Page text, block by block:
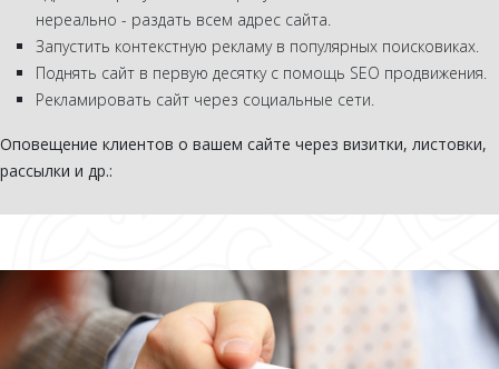
нереально - раздать всем адрес сайта.
Запустить контекстную рекламу в популярных поисковиках.
Поднять сайт в первую десятку с помощь SEO продвижения.
Рекламировать сайт через социальные сети.
Оповещение клиентов о вашем сайте через визитки, листовки,
рассылки и др.: